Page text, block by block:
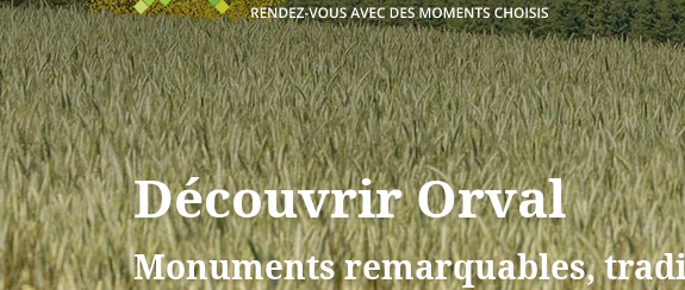
Découvrir Orval
Monuments remarquables,